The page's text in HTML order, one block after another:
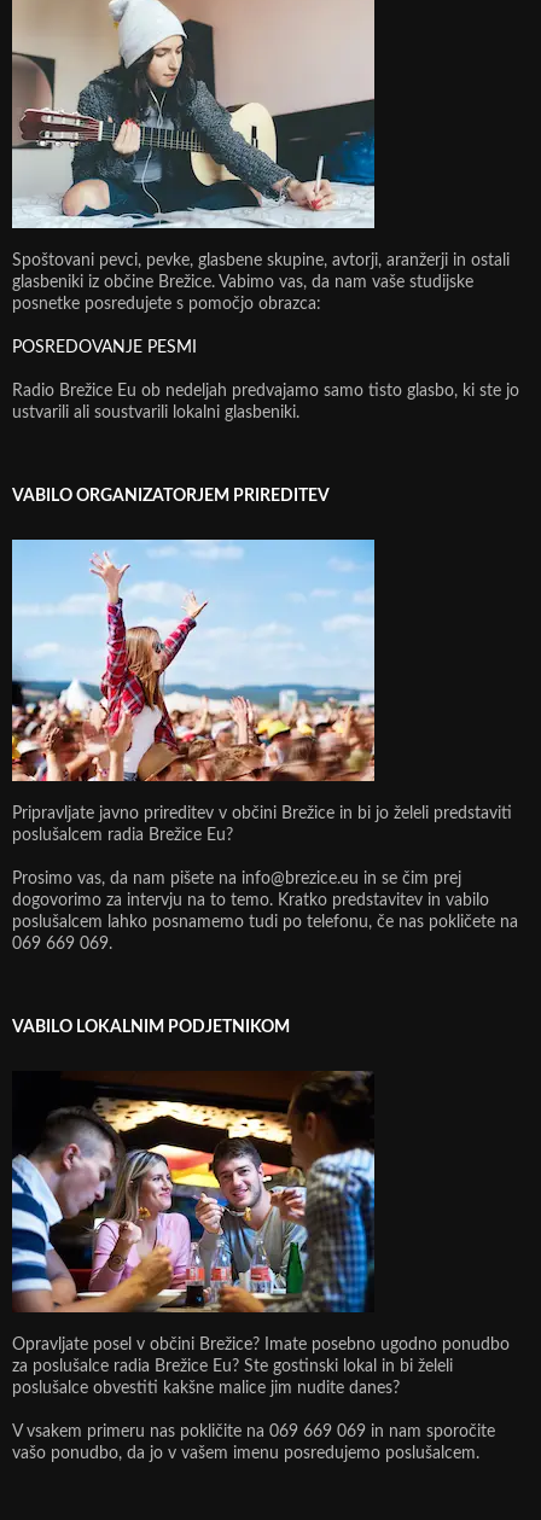
Spoštovani pevci, pevke, glasbene skupine, avtorji, aranžerji in ostali
glasbeniki iz občine Brežice. Vabimo vas, da nam vaše studijske
posnetke posredujete s pomočjo obrazca:
POSREDOVANJE PESMI
Radio Brežice Eu ob nedeljah predvajamo samo tisto glasbo, ki ste jo
ustvarili ali soustvarili lokalni glasbeniki.
VABILO ORGANIZATORJEM PRIREDITEV
Pripravljate javno prireditev v občini Brežice in bi jo želeli predstaviti
poslušalcem radia Brežice Eu?
Prosimo vas, da nam pišete na info@brezice.eu in se čim prej
dogovorimo za intervju na to temo. Kratko predstavitev in vabilo
poslušalcem lahko posnamemo tudi po telefonu, če nas pokličete na
069 669 069.
VABILO LOKALNIM PODJETNIKOM
Opravljate posel v občini Brežice? Imate posebno ugodno ponudbo
za poslušalce radia Brežice Eu? Ste gostinski lokal in bi želeli
poslušalce obvestiti kakšne malice jim nudite danes?
V vsakem primeru nas pokličite na 069 669 069 in nam sporočite
vašo ponudbo, da jo v vašem imenu posredujemo poslušalcem.